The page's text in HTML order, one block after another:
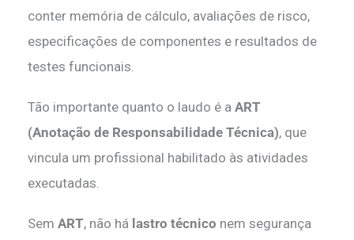
conter memória de cálculo, avaliações de risco,
especificações de componentes e resultados de
testes funcionais.
Tão importante quanto o laudo é a ART
(Anotação de Responsabilidade Técnica), que
vincula um profissional habilitado às atividades
executadas.
Sem ART, não há lastro técnico nem segurança